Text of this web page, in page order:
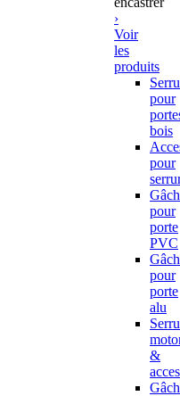
›
Voir
les
produits
pour
bois
pour
pour
porte
PVC
pour
porte
alu
&